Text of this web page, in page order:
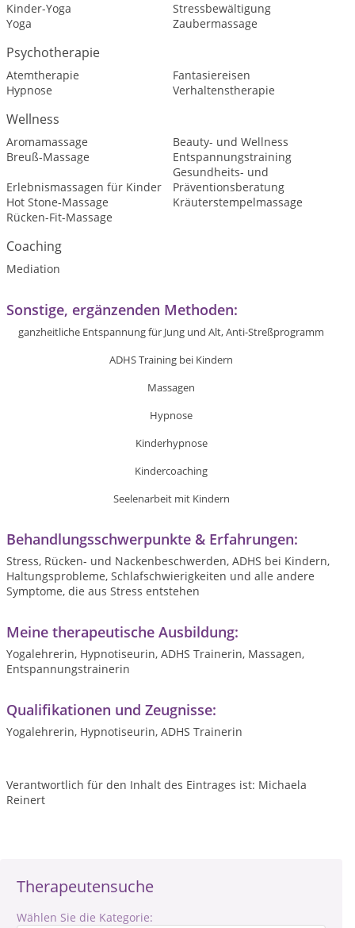
Therapeutensuche
Wählen Sie die Kategorie:
Kinder-Yoga
Stressbewältigung
Yoga
Zaubermassage
Psychotherapie
Atemtherapie
Fantasiereisen
Hypnose
Verhaltenstherapie
Wellness
Aromamassage
Beauty- und Wellness
Breuß-Massage
Entspannungstraining
Erlebnismassagen für Kinder
Gesundheits- und
Präventionsberatung
Hot Stone-Massage
Kräuterstempelmassage
Rücken-Fit-Massage
Coaching
Mediation
Sonstige, ergänzenden Methoden:
ganzheitliche Entspannung für Jung und Alt, Anti-Streßprogramm
ADHS Training bei Kindern
Massagen
Hypnose
Kinderhypnose
Kindercoaching
Seelenarbeit mit Kindern
Behandlungsschwerpunkte & Erfahrungen:
Stress, Rücken- und Nackenbeschwerden, ADHS bei Kindern,
Haltungsprobleme, Schlafschwierigkeiten und alle andere
Symptome, die aus Stress entstehen
Meine therapeutische Ausbildung:
Yogalehrerin, Hypnotiseurin, ADHS Trainerin, Massagen,
Entspannungstrainerin
Qualifikationen und Zeugnisse:
Yogalehrerin, Hypnotiseurin, ADHS Trainerin
Verantwortlich für den Inhalt des Eintrages ist: Michaela
Reinert